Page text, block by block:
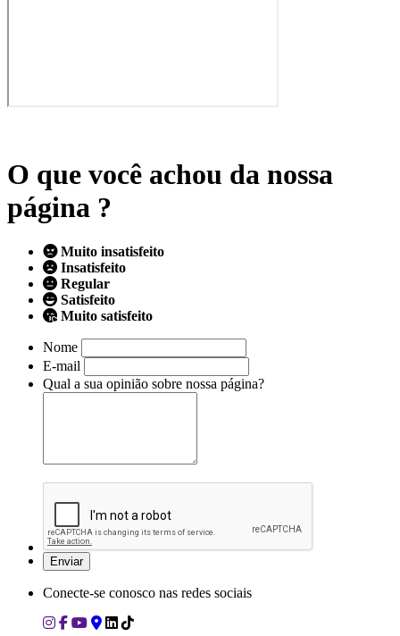
O que você achou da nossa
página ?
Muito insatisfeito
Insatisfeito
Regular
Satisfeito
Muito satisfeito
Nome
E-mail
Qual a sua opinião sobre nossa página?
Conecte-se conosco nas redes sociais